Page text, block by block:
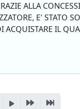
ALLA
E' STATO
IL